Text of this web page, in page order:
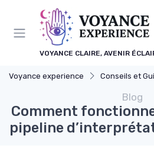
VOYANCE CLAIRE, AVENIR
Voyance experience Conseils et
Blog
Comment
pipeline
Panneau de gestion des cookies